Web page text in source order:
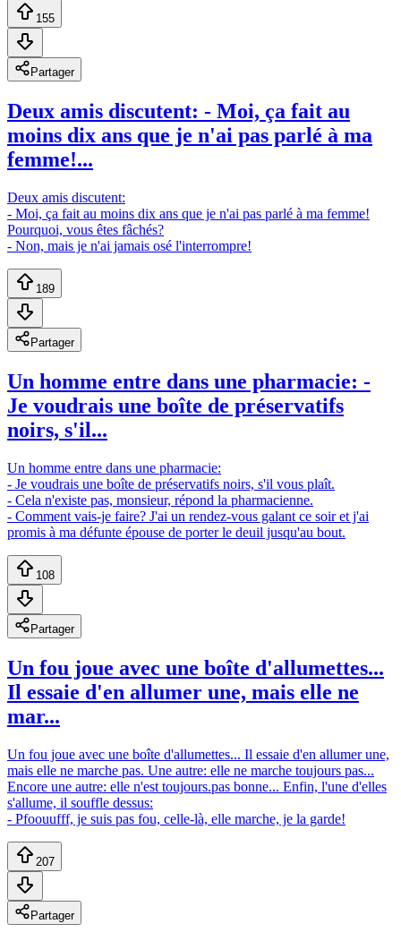
155
Partager
Deux amis discutent: - Moi, ça fait au
moins dix ans que je n'ai pas parlé à ma
femme!...
Deux amis discutent:
- Moi, ça fait au moins dix ans que je n'ai pas parlé à ma femme!
Pourquoi, vous êtes fâchés?
- Non, mais je n'ai jamais osé l'interrompre!
189
Partager
Un homme entre dans une pharmacie: -
Je voudrais une boîte de préservatifs
noirs, s'il...
Un homme entre dans une pharmacie:
- Je voudrais une boîte de préservatifs noirs, s'il vous plaît.
- Cela n'existe pas, monsieur, répond la pharmacienne.
- Comment vais-je faire? J'ai un rendez-vous galant ce soir et j'ai
promis à ma défunte épouse de porter le deuil jusqu'au bout.
108
Partager
Un fou joue avec une boîte d'allumettes...
Il essaie d'en allumer une, mais elle ne
mar...
Un fou joue avec une boîte d'allumettes... Il essaie d'en allumer une,
mais elle ne marche pas. Une autre: elle ne marche toujours pas...
Encore une autre: elle n'est toujours.pas bonne... Enfin, l'une d'elles
s'allume, il souffle dessus:
- Pfoouufff, je suis pas fou, celle-là, elle marche, je la garde!
207
Partager